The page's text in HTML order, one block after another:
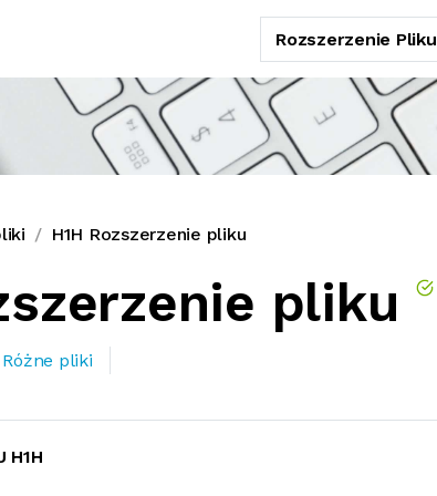
Rozszerzenie Pliku
H1H Rozszerzenie pliku
pliku
Różne pliki
H1H